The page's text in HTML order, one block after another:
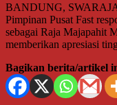
BANDUNG,
Pimpinan Pusat Fast
sebagai Raja Majapahit
memberikan apresiasi
Bagikan berita/artikel